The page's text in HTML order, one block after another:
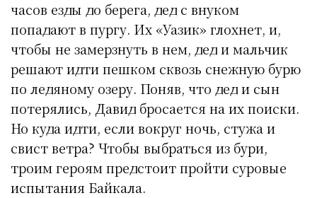
часов езды до берега, дед с внуком
попадают в пургу. Их «Уазик» глохнет, и,
чтобы не замерзнуть в нем, дед и мальчик
решают идти пешком сквозь снежную бурю
по ледяному озеру. Поняв, что дед и сын
потерялись, Давид бросается на их поиски.
Но куда идти, если вокруг ночь, стужа и
свист ветра? Чтобы выбраться из бури,
троим героям предстоит пройти суровые
испытания Байкала.